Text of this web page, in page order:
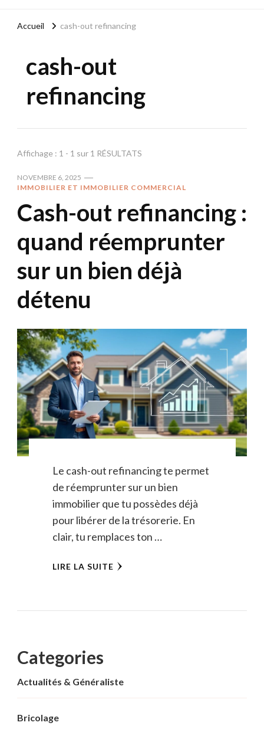
Accueil cash-out refinancing
cash-out
refinancing
Affichage : 1 - 1 sur 1 RÉSULTATS
NOVEMBRE 6, 2025
IMMOBILIER ET IMMOBILIER COMMERCIAL
Cash-out refinancing :
quand réemprunter
sur un bien déjà
détenu
Le cash-out refinancing te permet
de réemprunter sur un bien
immobilier que tu possèdes déjà
pour libérer de la trésorerie. En
clair, tu remplaces ton …
LIRE LA SUITE
Categories
Actualités & Généraliste
Bricolage